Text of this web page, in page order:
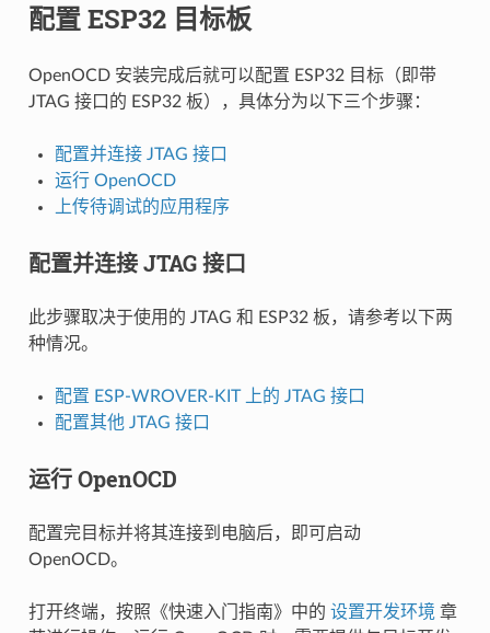
配置 ESP32 目标板
OpenOCD 安装完成后就可以配置 ESP32 目标（即带
JTAG 接口的 ESP32 板），具体分为以下三个步骤：
配置并连接 JTAG 接口
运行 OpenOCD
上传待调试的应用程序
配置并连接 JTAG 接口
此步骤取决于使用的 JTAG 和 ESP32 板，请参考以下两
种情况。
配置 ESP-WROVER-KIT 上的 JTAG 接口
配置其他 JTAG 接口
运行 OpenOCD
配置完目标并将其连接到电脑后，即可启动
OpenOCD。
打开终端，按照《快速入门指南》中的 设置开发环境章